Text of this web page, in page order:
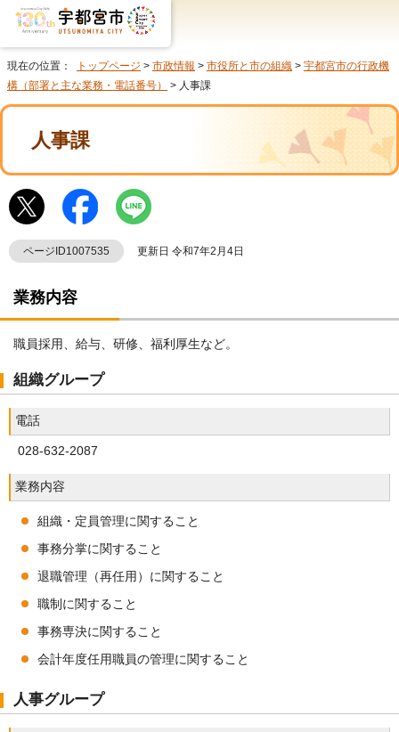
現在の位置： トップページ > 市政情報 > 市役所と市の組織 > 宇都宮市の行政機
構（部署と主な業務・電話番号）
> 人事課
人事課
ページID1007535 更新日 令和7年2月4日
業務内容
職員採用、給与、研修、福利厚生など。
組織グループ
電話
028-632-2087
業務内容
組織・定員管理に関すること
事務分掌に関すること
退職管理（再任用）に関すること
職制に関すること
事務専決に関すること
会計年度任用職員の管理に関すること
人事グループ